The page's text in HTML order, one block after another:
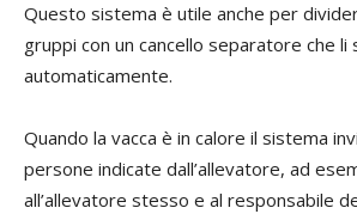
Questo sistema è utile anche per
gruppi con un cancello separatore che li
automaticamente.
Quando la vacca è in calore il sistema
persone indicate dall’allevatore, ad
all’allevatore stesso e al responsabile